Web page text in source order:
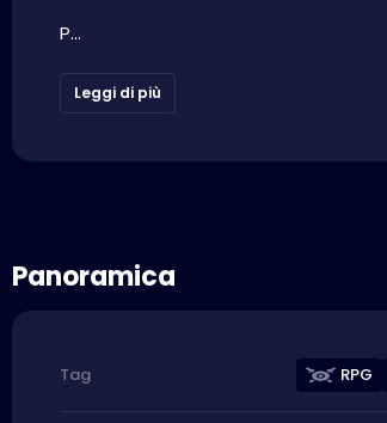
P...
Leggi di più
Panoramica
Tag RPG